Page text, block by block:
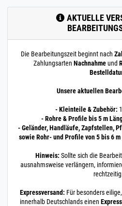
AKTUELLE
Die Bearbeitungszeit beginnt nach
Zahlungsarten Nachnahmeund
Unsere aktuellen
- Kleinteile & Zubehör:
- Rohre & Profile bis 5 m
- Geländer, Handläufe, Zapfstellen,
sowie Rohr- und Profile von 5 bis 6 m
Hinweis: Sollte sich die
ausnahmsweise verlängern,
Expressversand: Für besonders
innerhalb Deutschlands einen